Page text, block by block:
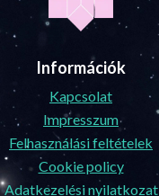
Információk
Kapcsolat
Impresszum
Felhasználási feltételek
Cookie policy
Adatkezelési nyilatkozat